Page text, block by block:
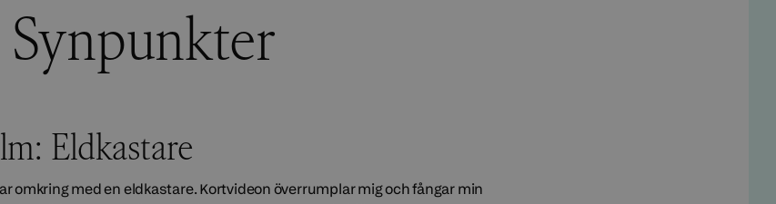
Synpunkter
Eldkastare
omkring med en eldkastare. Kortvideon överrumplar mig och fångar min